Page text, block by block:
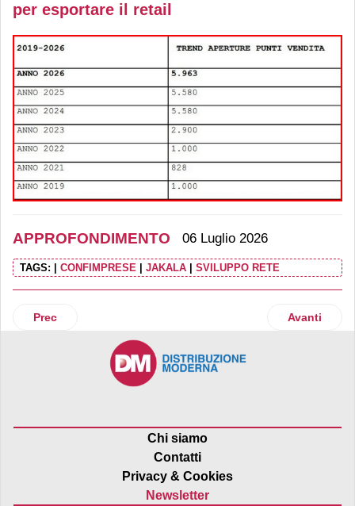
per esportare il retail
APPROFONDIMENTO 06 Luglio 2026
TAGS: CONFIMPRESE JAKALA SVILUPPO RETE
Articolo precedente: Mini pacchi: è scattata la tassa Ue.
Prec Articolo
Avanti
Chi siamo
Contatti
Privacy & Cookies
Newsletter